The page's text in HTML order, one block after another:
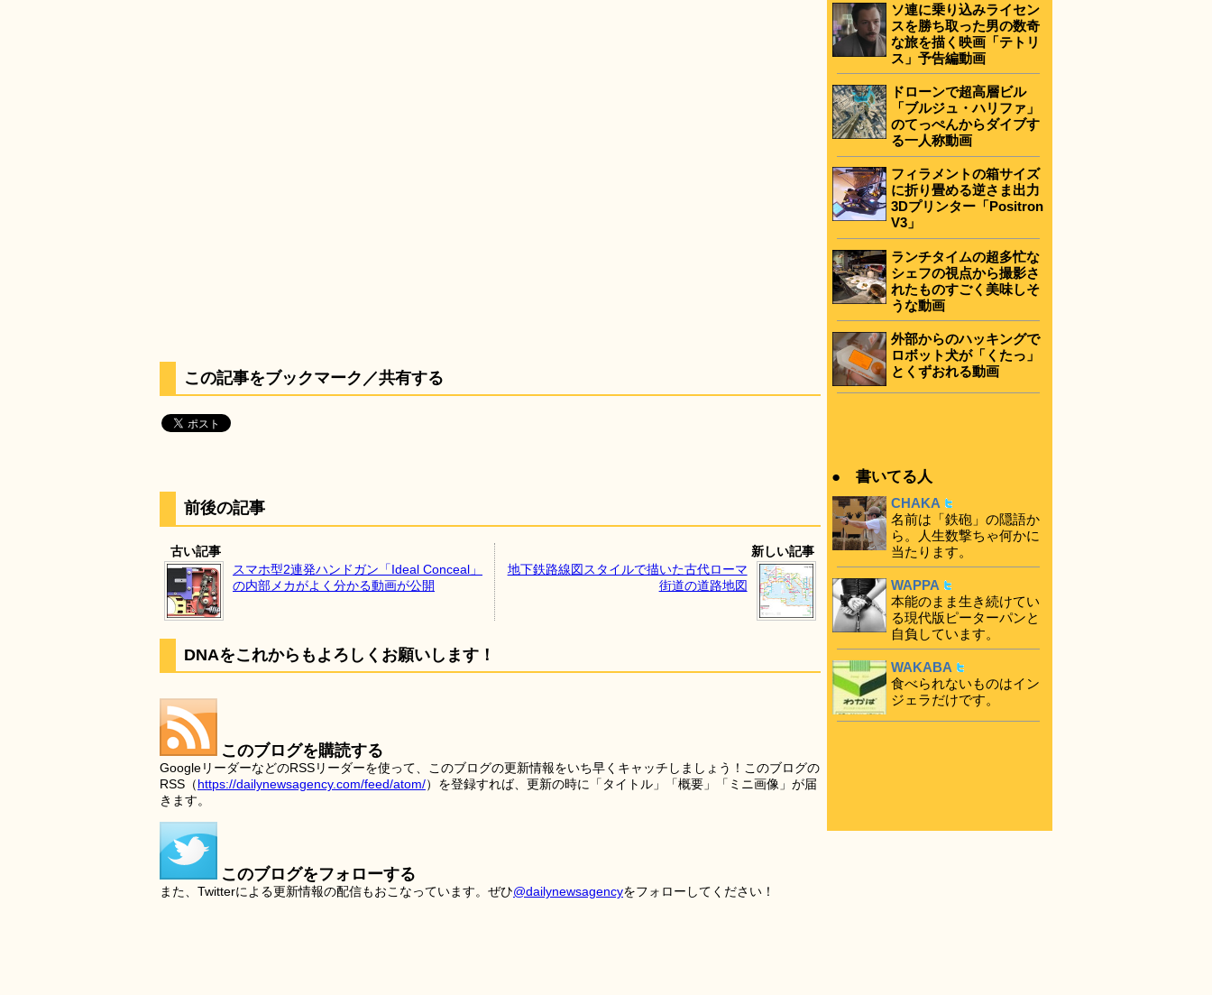
この記事をブックマーク／共有する
前後の記事
古い記事
スマホ型2連発ハンドガン「Ideal Conceal」
の内部メカがよく分かる動画が公開
新しい記事
地下鉄路線図スタイルで描いた古代ローマ
街道の道路地図
DNAをこれからもよろしくお願いします！
このブログを購読する
GoogleリーダーなどのRSSリーダーを使って、このブログの更新情報をいち早くキャッチしましょう！このブログの
RSS（https://dailynewsagency.com/feed/atom/）を登録すれば、更新の時に「タイトル」「概要」「ミニ画像」が届
きます。
このブログをフォローする
また、Twitterによる更新情報の配信もおこなっています。ぜひ@dailynewsagencyをフォローしてください！
ソ連に乗り込みライセン
スを勝ち取った男の数奇
な旅を描く映画「テトリ
ス」予告編動画
ドローンで超高層ビル
「ブルジュ・ハリファ」
のてっぺんからダイブす
る一人称動画
フィラメントの箱サイズ
に折り畳める逆さま出力
3Dプリンター「Positron
V3」
ランチタイムの超多忙な
シェフの視点から撮影さ
れたものすごく美味しそ
うな動画
外部からのハッキングで
ロボット犬が「くたっ」
とくずおれる動画
● 書いてる人
CHAKA
名前は「鉄砲」の隠語か
ら。人生数撃ちゃ何かに
当たります。
WAPPA
本能のまま生き続けてい
る現代版ピーターパンと
自負しています。
WAKABA
食べられないものはイン
ジェラだけです。